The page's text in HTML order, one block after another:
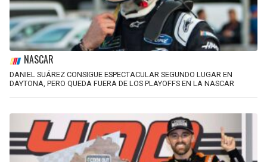
NASCAR
DANIEL SUÁREZ CONSIGUE ESPECTACULAR SEGUNDO LUGAR EN
DAYTONA, PERO QUEDA FUERA DE LOS PLAYOFFS EN LA NASCAR